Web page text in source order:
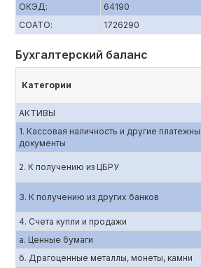
ОКЭД:
64190
СОАТО:
1726290
Бухгалтерский баланс
Категории
АКТИВЫ
1. Кассовая наличность и другие
документы
2. К получению из ЦБРУ
3. К получению из других банков
4. Счета купли и продажи
а. Ценные бумаги
б. Драгоценные металлы, монеты, камни